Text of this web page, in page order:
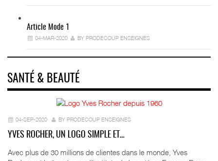
Article Mode 1
04-MAR-2020 BY PRODECOUP ENSEIGNES
SANTÉ & BEAUTÉ
04-SEP-2020 BY PRODECOUP ENSEIGNES
YVES ROCHER, UN LOGO SIMPLE ET…
Avec plus de 30 millions de clientes dans le monde, Yves